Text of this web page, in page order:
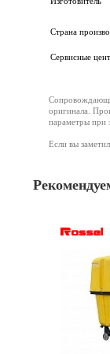
Страна
Cервисные
оригинала.
параметры при
Если вы